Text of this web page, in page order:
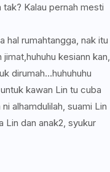
Kalau pernah mesti
hal rumahtangga, nak itu
kesiann kan,
dirumah...huhuhuhu
kawan Lin tu cuba
alhamdulilah, suami Lin
Lin dan anak2, syukur